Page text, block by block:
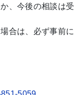
、今後の相談は受
合は、必ず事前に